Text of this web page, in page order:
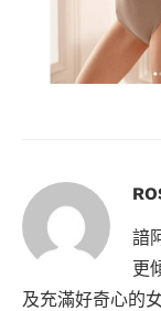
諳
更
及充滿好奇心的